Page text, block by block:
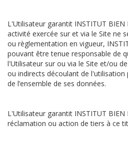
L'Utilisateur garantit INSTITUT BIEN
activité exercée sur et via le Site ne
ou règlementation en vigueur,
pouvant être tenue responsable de
l'Utilisateur sur ou via le Site et/ou
ou indirects découlant de l'utilisation
de l’ensemble de ses données.
L'Utilisateur garantit INSTITUT BIEN
réclamation ou action de tiers à ce